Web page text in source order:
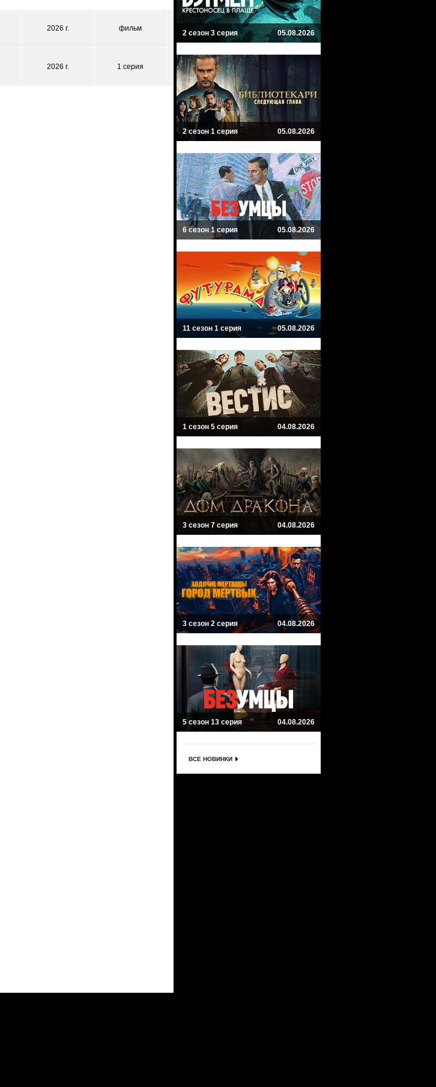
2026 г. фильм
2026 г. 1 серия
2 сезон 3 серия 05.08.2026
2 сезон 1 серия 05.08.2026
6 сезон 1 серия 05.08.2026
11 сезон 1 серия 05.08.2026
1 сезон 5 серия 04.08.2026
3 сезон 7 серия 04.08.2026
3 сезон 2 серия 04.08.2026
5 сезон 13 серия 04.08.2026
ВСЕ НОВИНКИ